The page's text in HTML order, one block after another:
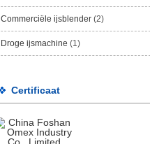
Commerciële ijsblender (2)
Droge ijsmachine (1)
Certificaat